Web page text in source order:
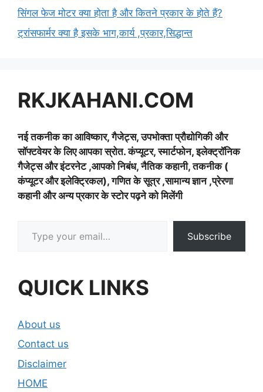
सिंगल फेज मोटर क्या होता है और कितने प्रकार के होते हैं?
ट्रांसफार्मर क्या है इसके भाग,कार्य ,प्रकार,सिद्धान्त
RKJKAHANI.COM
नई तकनीक का आविष्कार, गैजेट्स, उपभोक्ता प्रौद्योगिकी और
सॉफ्टवेयर के लिए आपका स्रोत. कंप्यूटर, स्मार्टफोन, इलेक्ट्रॉनिक
गैजेट्स और इंटरनेट ,आपको निबंध, नैतिक कहानी, तकनीक (
कंप्यूटर और इलेक्ट्रिकल), गणित के सूत्र ,सामान्य ज्ञान ,प्रेरणा
कहानी और अन्य प्रकार के स्टोर पढ़ने को मिलेंगी
Subscribe
QUICK LINKS
About us
Contact us
Disclaimer
HOME